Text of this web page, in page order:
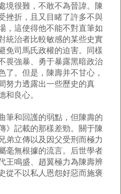
境很難，不敢不為晉諱。陳
挫折，且又目睹了許多不與
，這使得他不能不對直筆如
統治者比較敏感的某些史實
免司馬氏政權的迫害。同樣
畏強暴、勇于暴露黑暗政治
了。但是，陳壽并不甘心，
努力透露出一些歷史的真
和良心。
和回護的弱點，但陳壽的
》記載的那樣差勁。關于陳
弟立傳以及因父受刑而極力
毫無根據的流言。后世學者
王鳴盛、趙翼極力為陳壽辨
從不以私人恩怨好惡而施褒